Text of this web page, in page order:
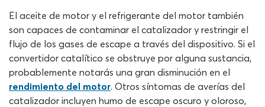
El aceite de motor y el refrigerante del motor también
son capaces de contaminar el catalizador y restringir el
flujo de los gases de escape a través del dispositivo. Si el
convertidor catalítico se obstruye por alguna sustancia,
probablemente notarás una gran disminución en el
rendimiento del motor. Otros síntomas de averías del
catalizador incluyen humo de escape oscuro y oloroso,